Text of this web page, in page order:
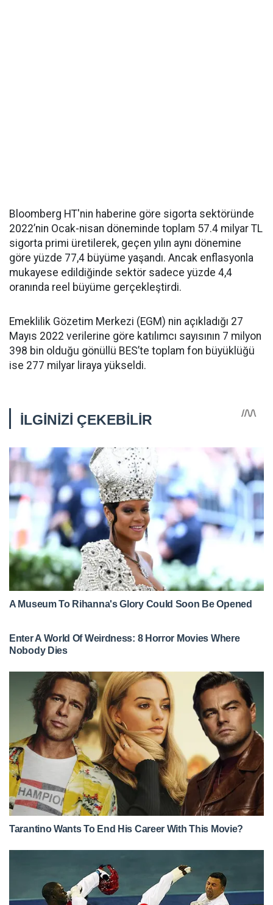
Bloomberg HT'nin haberine göre sigorta sektöründe
2022’nin Ocak-nisan döneminde toplam 57.4 milyar TL
sigorta primi üretilerek, geçen yılın aynı dönemine
göre yüzde 77,4 büyüme yaşandı. Ancak enflasyonla
mukayese edildiğinde sektör sadece yüzde 4,4
oranında reel büyüme gerçekleştirdi.
Emeklilik Gözetim Merkezi (EGM) nin açıkladığı 27
Mayıs 2022 verilerine göre katılımcı sayısının 7 milyon
398 bin olduğu gönüllü BES’te toplam fon büyüklüğü
ise 277 milyar liraya yükseldi.